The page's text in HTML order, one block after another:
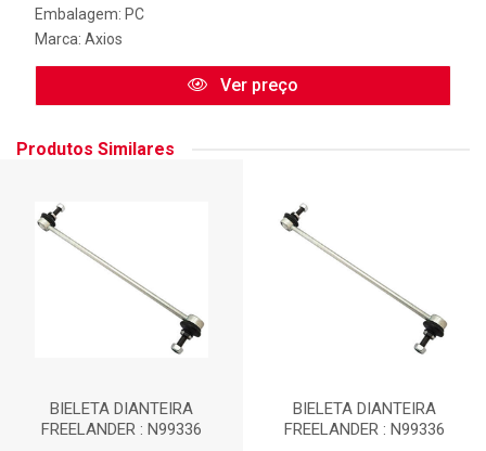
Embalagem: PC
Marca: Axios
Ver preço
Produtos Similares
BIELETA DIANTEIRA
FREELANDER : N99336
BIELETA DIANTEIRA
FREELANDER : N99336